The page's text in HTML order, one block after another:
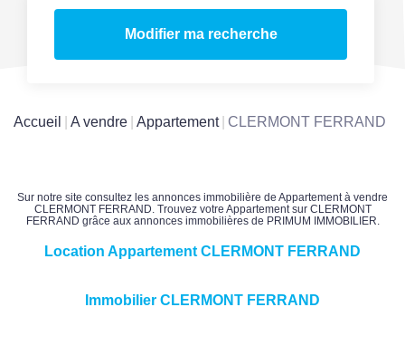
Modifier ma recherche
Accueil A vendre Appartement CLERMONT FERRAND
Sur notre site consultez les annonces immobilière de Appartement à vendre
CLERMONT FERRAND. Trouvez votre Appartement sur CLERMONT
FERRAND grâce aux annonces immobilières de PRIMUM IMMOBILIER.
Location Appartement CLERMONT FERRAND
Immobilier CLERMONT FERRAND